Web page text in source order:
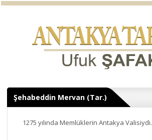
Şehabeddin Mervan (Tar.)
1275 yılında Memlüklerin Antakya Valisiydi.